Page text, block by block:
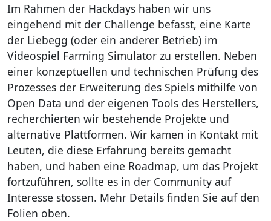
Im Rahmen der Hackdays haben wir uns
eingehend mit der Challenge befasst, eine Karte
der Liebegg (oder ein anderer Betrieb) im
Videospiel Farming Simulator zu erstellen. Neben
einer konzeptuellen und technischen Prüfung des
Prozesses der Erweiterung des Spiels mithilfe von
Open Data und der eigenen Tools des Herstellers,
recherchierten wir bestehende Projekte und
alternative Plattformen. Wir kamen in Kontakt mit
Leuten, die diese Erfahrung bereits gemacht
haben, und haben eine Roadmap, um das Projekt
fortzuführen, sollte es in der Community auf
Interesse stossen. Mehr Details finden Sie auf den
Folien oben.